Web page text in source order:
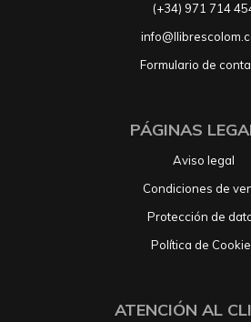
(+34) 971 714
Formulario de
PÁGINAS
Aviso legal
Condiciones de
Protección de
Política de
ATENCIÓN AL